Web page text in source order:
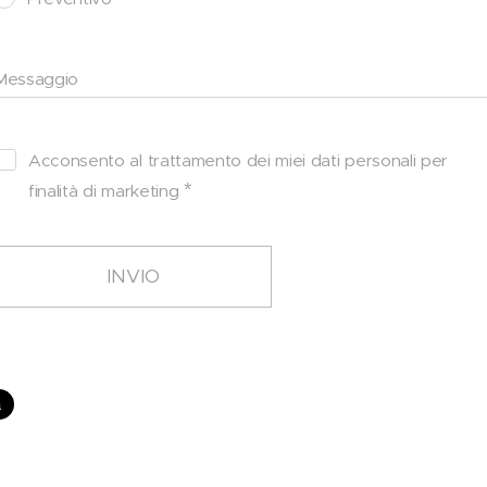
Acconsento al trattamento dei miei dati personali per
finalità di marketing
INVIO